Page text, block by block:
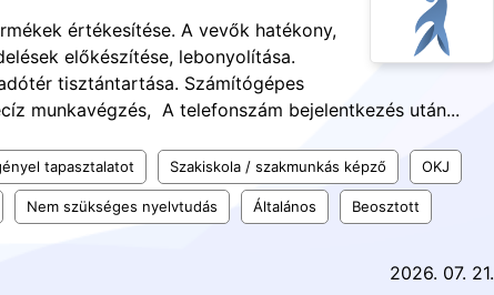
értékesítése. A vevők hatékony,
előkészítése, lebonyolítása.
tisztántartása. Számítógépes
munkavégzés, A telefonszám bejelentkezés után...
tapasztalatot Szakiskola / szakmunkás képző OKJ
Nem szükséges nyelvtudás Általános Beosztott
2026. 07. 21.